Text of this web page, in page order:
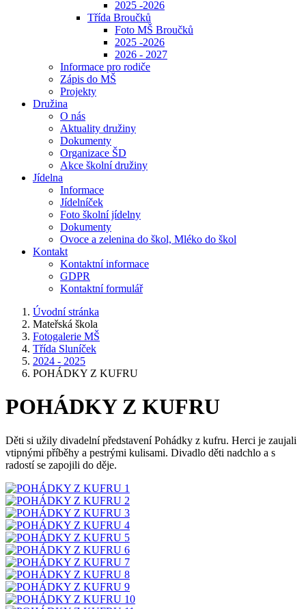
2025 -2026
Třída Broučků
Foto MŠ Broučků
2025 -2026
2026 - 2027
Informace pro rodiče
Zápis do MŠ
Projekty
Družina
O nás
Aktuality družiny
Dokumenty
Organizace ŠD
Akce školní družiny
Jídelna
Informace
Jídelníček
Foto školní jídelny
Dokumenty
Ovoce a zelenina do škol, Mléko do škol
Kontakt
Kontaktní informace
GDPR
Kontaktní formulář
Úvodní stránka
Mateřská škola
Fotogalerie MŠ
Třída Sluníček
2024 - 2025
POHÁDKY Z KUFRU
POHÁDKY Z KUFRU
Děti si užily divadelní představení Pohádky z kufru. Herci je zaujali
vtipnými příběhy a pestrými kulisami. Divadlo děti nadchlo a s
radostí se zapojili do děje.